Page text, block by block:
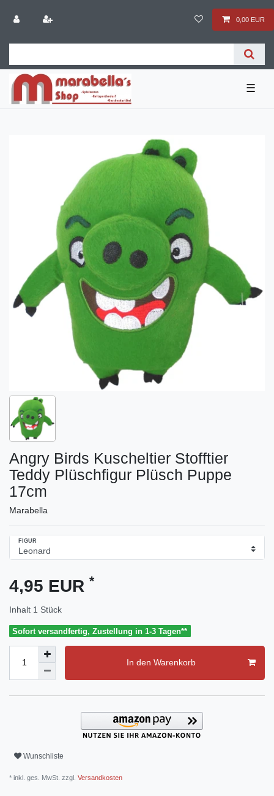
0,00 EUR
☰
Angry Birds Kuscheltier Stofftier
Teddy Plüschfigur Plüsch Puppe
17cm
Marabella
FIGUR
4,95 EUR *
Inhalt 1 Stück
Sofort versandfertig, Zustellung in 1-3 Tagen**
In den Warenkorb
Wunschliste
* inkl. ges. MwSt. zzgl. Versandkosten